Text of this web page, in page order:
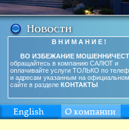
В Н И М А Н И Е !
ВО ИЗБЕЖАНИЕ
обращайтесь в компанию САЛЮТ и
оплачивайте услуги ТОЛЬКО по
и адресам указанным на официальном
сайте в разделе КОНТАКТЫ